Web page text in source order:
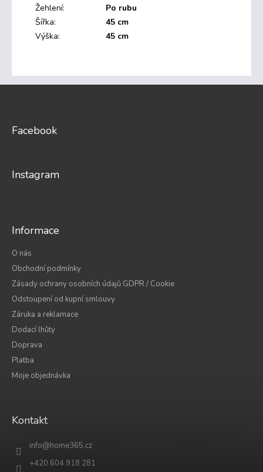
Žehlení:
Po rubu
Šířka:
45 cm
Výška: 45 cm
Z
Facebook
Instagram
Informace
O nás
Obchodní podmínky
Zásady ochrany osobních údajů GDPR / Cookie
Odstoupení od kupní smlouvy
Záruka a reklamace
Dodací lhůty
Doprava
Platba
Moje objednávka
Kontakt
info@home365.cz
+420 604 918 281